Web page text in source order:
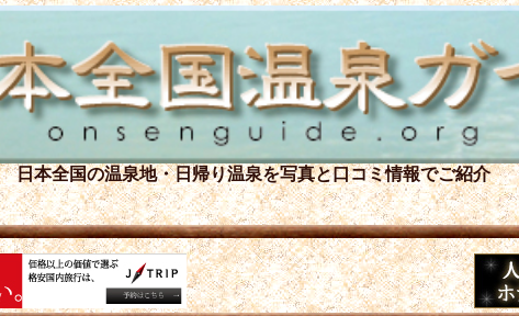
日本全国の温泉地・日帰り温泉を写真と口コミ情報でご紹介